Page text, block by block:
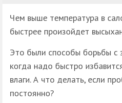
Чем выше температура в
быстрее произойдет
Это были способы борьбы с
когда надо быстро
влаги. А что делать, если
постоянно?